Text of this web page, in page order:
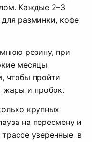
Каждые 2–3
для разминки, кофе
резину, при
месяцы
чтобы пройти
жары и пробок.
крупных
на пересмену и
уверенные, в